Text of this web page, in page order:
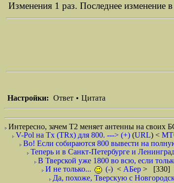
Изменения 1 раз. Последнее изменение
Настройки: Ответ • Цитата
Интересно, зачем Т2 меняет антенны на своих
V-Pol на Tx (TRx) для 800. ---> (+) (URL) <
Во! Если собираются 800 вывести на
Теперь и в Санкт-Петербурге и
В Тверской уже 1800 во всю, если
И не только...
(-) < АБер > [330]
Да, похоже, Тверскую с